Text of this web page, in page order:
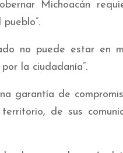
Michoacán
no puede estar en
la ciudadanía”.
garantía de
de sus